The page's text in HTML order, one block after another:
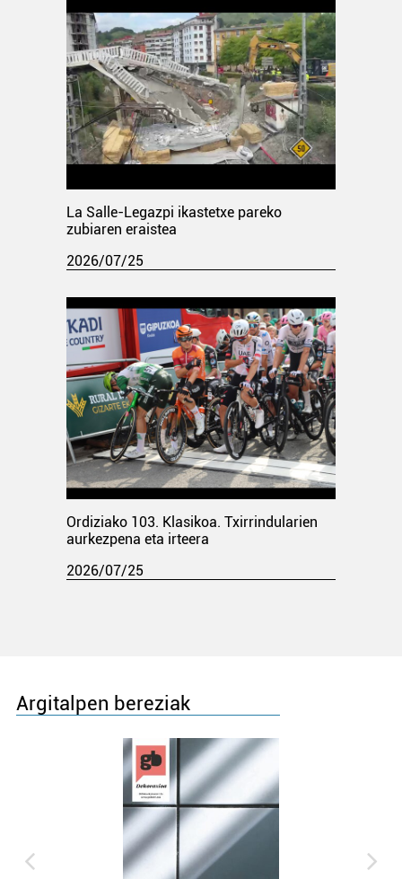
La Salle-Legazpi ikastetxe pareko
zubiaren eraistea
2026/07/25
Ordiziako 103. Klasikoa. Txirrindularien
aurkezpena eta irteera
2026/07/25
Argitalpen bereziak